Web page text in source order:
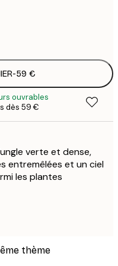
-59 €
ouvrables
dès 59 €
verte et dense,
entremêlées et un ciel
les plantes
thème